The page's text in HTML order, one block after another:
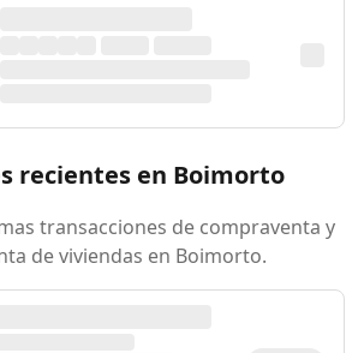
recientes en Boimorto
transacciones de compraventa y
de viviendas en Boimorto.